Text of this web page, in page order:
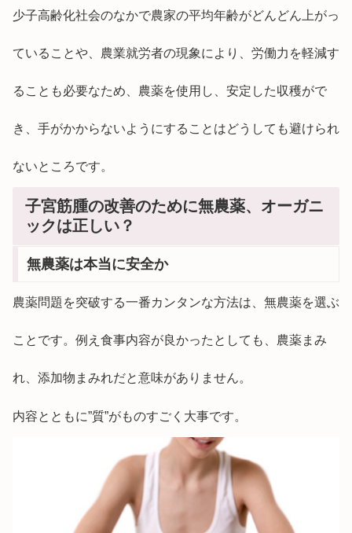
少子高齢化社会のなかで農家の平均年齢がどんどん上がっ
ていることや、農業就労者の現象により、労働力を軽減す
ることも必要なため、農薬を使用し、安定した収穫がで
き、手がかからないようにすることはどうしても避けられ
ないところです。
子宮筋腫の改善のために無農薬、オーガニ
ックは正しい？
無農薬は本当に安全か
農薬問題を突破する一番カンタンな方法は、無農薬を選ぶ
ことです。例え食事内容が良かったとしても、農薬まみ
れ、添加物まみれだと意味がありません。
内容とともに”質”がものすごく大事です。